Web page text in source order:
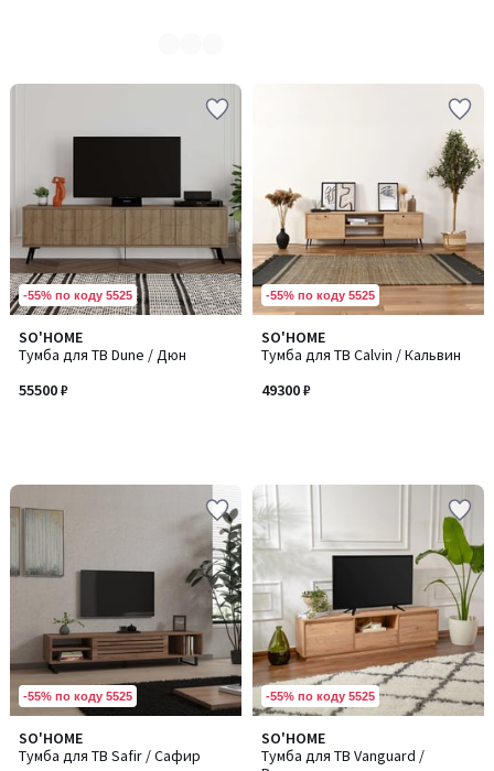
-55% по коду 5525
SO'HOME
Тумба для ТВ Dune / Дюн
55500 ₽
-55% по коду 5525
SO'HOME
Тумба для ТВ Calvin / Кальвин
49300 ₽
-55% по коду 5525
SO'HOME
Тумба для ТВ Safir / Сафир
-55% по коду 5525
SO'HOME
Тумба для ТВ Vanguard /
Количество
цветов: